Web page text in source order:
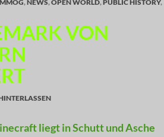
MMOG,NEWS,OPEN WORLD,PUBLIC HISTORY,
VON
liegt in Schutt und Asche